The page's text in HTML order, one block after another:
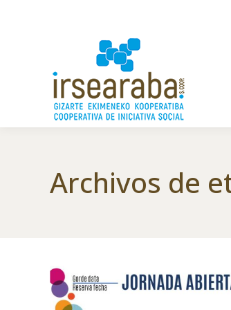
Archivos de